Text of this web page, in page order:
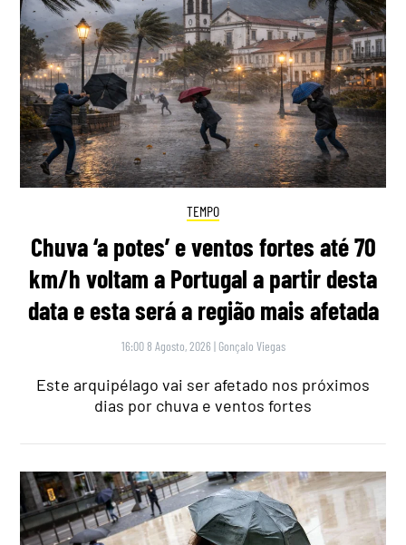
TEMPO
Chuva ‘a potes’ e ventos fortes até 70
km/h voltam a Portugal a partir desta
data e esta será a região mais afetada
16:00 8 Agosto, 2026 | Gonçalo Viegas
Este arquipélago vai ser afetado nos próximos
dias por chuva e ventos fortes